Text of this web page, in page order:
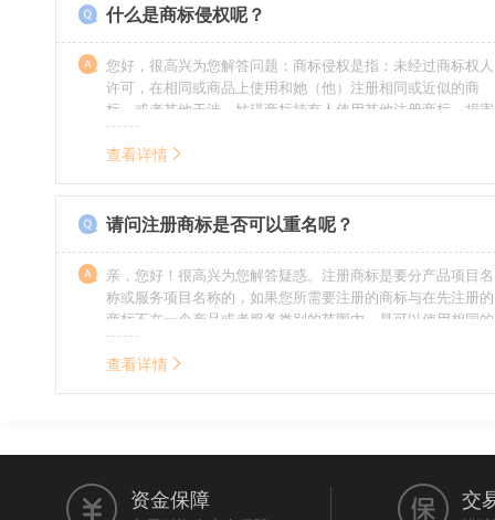
什么是商标侵权呢？
您好，很高兴为您解答问题：商标侵权是指：未经过商标权人
许可，在相同或商品上使用和她（他）注册相同或近似的商
标，或者其他干涉、妨碍商标持有人使用其他注册商标，损害
商标持有人合法权益的其他行为。侵权的人通常需要承担侵权
的责任，明知侵权的行为的人要承担赔偿的责任。情节严重
查看详情
请问注册商标是否可以重名呢？
亲，您好！很高兴为您解答疑惑。注册商标是要分产品项目名
称或服务项目名称的，如果您所需要注册的商标与在先注册的
商标不在一个产品或者服务类别的范围内，是可以使用相同的
名称的。希望我的回答能帮到您。
查看详情
资金保障 交